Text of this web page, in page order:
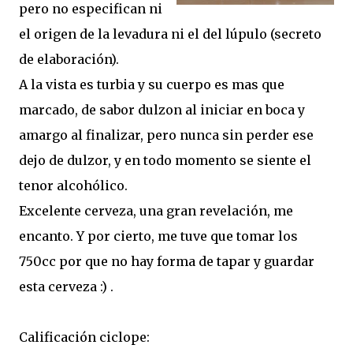
pero no especifican ni
el origen de la levadura ni el del lúpulo (secreto
de elaboración).
A la vista es turbia y su cuerpo es mas que
marcado, de sabor dulzon al iniciar en boca y
amargo al finalizar, pero nunca sin perder ese
dejo de dulzor, y en todo momento se siente el
tenor alcohólico.
Excelente cerveza, una gran revelación, me
encanto. Y por cierto, me tuve que tomar los
750cc por que no hay forma de tapar y guardar
esta cerveza :) .
Calificación ciclope: